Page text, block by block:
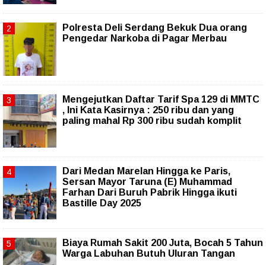
Polresta Deli Serdang Bekuk Dua orang
Pengedar Narkoba di Pagar Merbau
Mengejutkan Daftar Tarif Spa 129 di MMTC
, Ini Kata Kasirnya : 250 ribu dan yang
paling mahal Rp 300 ribu sudah komplit
‎Dari Medan Marelan Hingga ke Paris,
Sersan Mayor Taruna (E) Muhammad
Farhan Dari Buruh Pabrik Hingga ikuti
Bastille Day 2025
Biaya Rumah Sakit 200 Juta, Bocah 5 Tahun
Warga Labuhan Butuh Uluran Tangan